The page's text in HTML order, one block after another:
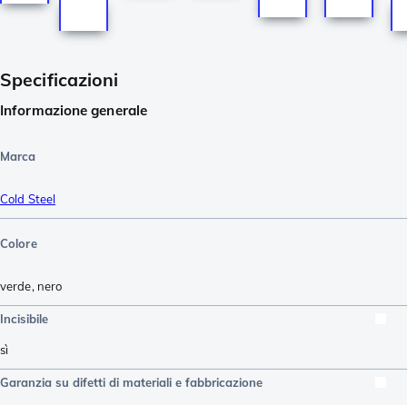
Specificazioni
Informazione generale
Marca
Cold Steel
Colore
verde, nero
Incisibile
sì
Garanzia su difetti di materiali e fabbricazione